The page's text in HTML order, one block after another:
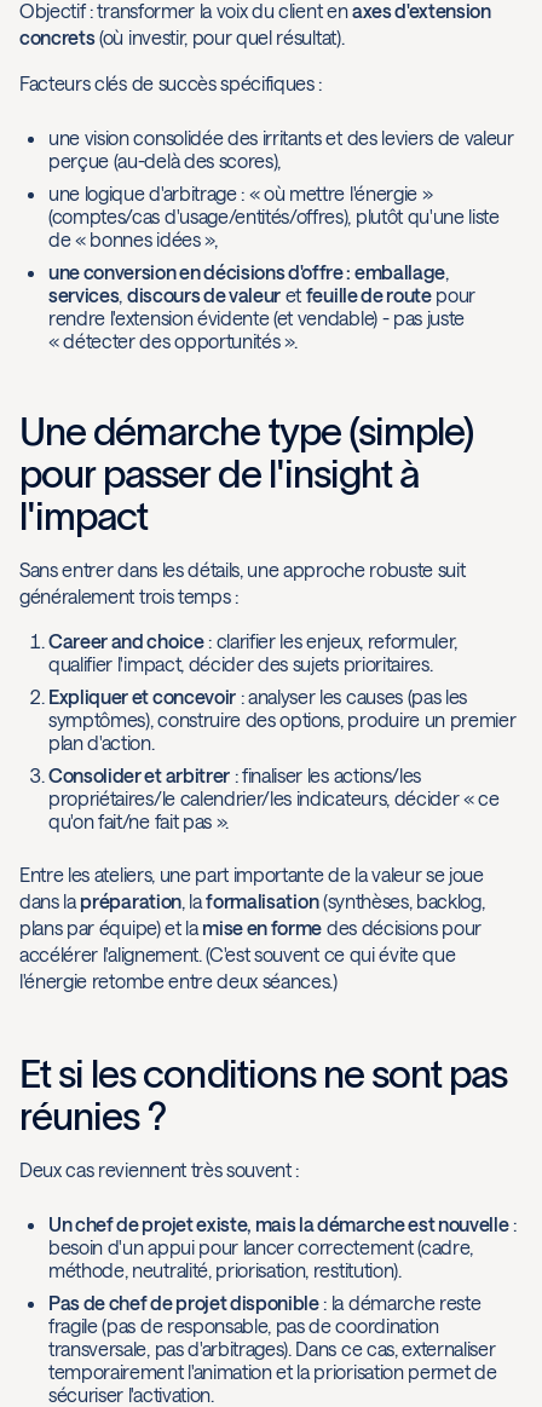
Objectif : transformer la voix du client enaxes d'extension
concrets(où investir, pour quel résultat).
Facteurs clés de succès spécifiques :
une vision consolidée des irritants et des leviers de valeur
perçue (au-delà des scores),
une logique d'arbitrage : « où mettre l'énergie »
(comptes/cas d'usage/entités/offres), plutôt qu'une liste
de « bonnes idées »,
une conversion en décisions d'offre : emballage,
services, discours de valeur et feuille de routepour
rendre l'extension évidente (et vendable) - pas juste
« détecter des opportunités ».
Une démarche type (simple)
pour passer de l'insight à
l'impact
Sans entrer dans les détails, une approche robuste suit
généralement trois temps :
Career and choice: clarifier les enjeux, reformuler,
qualifier l'impact, décider des sujets prioritaires.
Expliquer et concevoir: analyser les causes (pas les
symptômes), construire des options, produire un premier
plan d'action.
Consolider et arbitrer: finaliser les actions/les
propriétaires/le calendrier/les indicateurs, décider « ce
qu'on fait/ne fait pas ».
Entre les ateliers, une part importante de la valeur se joue
dans la préparation, laformalisation(synthèses, backlog,
plans par équipe) et la mise en forme des décisions pour
accélérer l'alignement. (C'est souvent ce qui évite que
l'énergie retombe entre deux séances.)
Et si les conditions ne sont pas
réunies ?
Deux cas reviennent très souvent :
Un chef de projet existe, mais la démarche est nouvelle:
besoin d'un appui pour lancer correctement (cadre,
méthode, neutralité, priorisation, restitution).
Pas de chef de projet disponible: la démarche reste
fragile (pas de responsable, pas de coordination
transversale, pas d'arbitrages). Dans ce cas, externaliser
temporairement l'animation et la priorisation permet de
sécuriser l'activation.